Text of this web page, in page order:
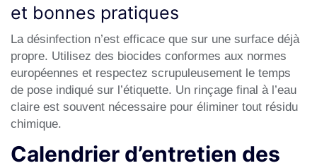
et bonnes pratiques
La désinfection n’est efficace que sur une surface déjà
propre. Utilisez des biocides conformes aux normes
européennes et respectez scrupuleusement le temps
de pose indiqué sur l’étiquette. Un rinçage final à l’eau
claire est souvent nécessaire pour éliminer tout résidu
chimique.
Calendrier d’entretien des